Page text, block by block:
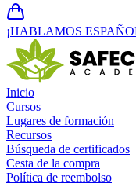
¡HABLAMOS
Inicio
Cursos
Lugares de formación
Recursos
Búsqueda de certificados
Cesta de la compra
Política de reembolso